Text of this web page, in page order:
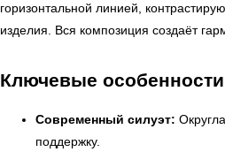
горизонтальной линией,
изделия. Вся композиция создаёт
Ключевые особенности
Современный силуэт:
поддержку.